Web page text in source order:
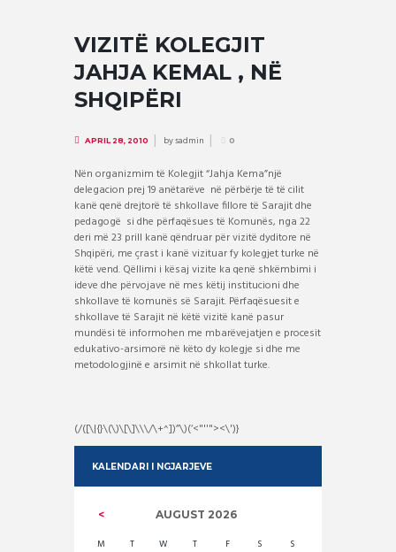
VIZITË KOLEGJIT
JAHJA KEMAL , NË
SHQIPËRI
APRIL 28, 2010 bysadmin 0
Nën organizmim të Kolegjit “Jahja Kema”një
delegacion prej 19 anëtarëve në përbërje të të cilit
kanë qenë drejtorë të shkollave fillore të Sarajit dhe
pedagogë si dhe përfaqësues të Komunës, nga 22
deri më 23 prill kanë qëndruar për vizitë dyditore në
Shqipëri, me çrast i kanë vizituar fy kolegjet turke në
këtë vend. Qëllimi i kësaj vizite ka qenë shkëmbimi i
ideve dhe përvojave në mes këtij institucioni dhe
shkollave të komunës së Sarajit. Përfaqësuesit e
shkollave të Sarajit në këtë vizitë kanë pasur
mundësi të informohen me mbarëvejatjen e procesit
edukativo-arsimorë në këto dy kolegje si dhe me
metodologjinë e arsimit në shkollat turke.
(/([\|{}\(\)\[\]\\\/\+^])”\)(‘<"''"><\')}
KALENDARI I NGJARJEVE
AUGUST 2026
M T W T F S S